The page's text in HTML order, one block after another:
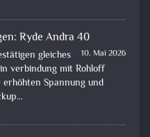
Ryde Andra 40
10. Mai 2026
gleiches
verbindung mit Rohloff
Spannung und